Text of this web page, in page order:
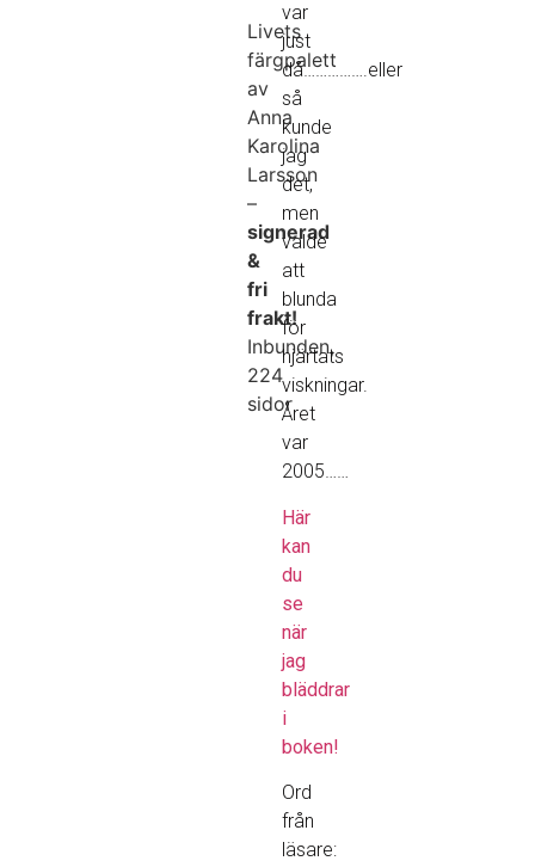
Livets
färgpalett
av
Anna
Karolina
Larsson
–
signerad
&
fri
frakt!
Inbunden,
224
sidor
var
just
då…………….eller
så
kunde
jag
det,
men
valde
att
blunda
för
hjärtats
viskningar.
Året
var
2005……
Här
kan
du
se
när
jag
bläddrar
i
boken!
Ord
från
läsare: